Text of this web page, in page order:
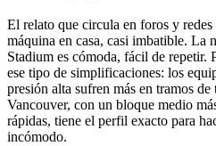
El relato que circula en foros y
máquina en casa, casi imbatible.
Stadium es cómoda, fácil de repetir.
ese tipo de simplificaciones: los
presión alta sufren más en tramos
Vancouver, con un bloque medio
rápidas, tiene el perfil exacto para
incómodo.